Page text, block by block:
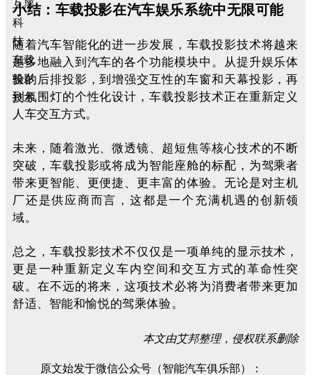
小结：车载投影在汽车娱乐系统中无限可能
随着汽车智能化的进一步发展，车载投影技术将越来
越多地融入到汽车的各个功能模块中。从提升娱乐体
验的后排投影，到增强交互性的车窗和天幕投影，再
到氛围灯的个性化设计，车载投影技术正在重新定义
人车交互方式。
未来，随着激光、微透镜、超短焦等核心技术的不断
突破，车载投影或将成为智能座舱的标配，为驾乘者
带来更智能、更便捷、更丰富的体验。无论是对主机
厂还是供应商而言，这都是一个充满机遇的创新领
域。
总之，车载投影技术不仅仅是一项单纯的显示技术，
更是一种重新定义车内空间和交互方式的革命性突
破。在不远的将来，这项技术必将为消费者带来更加
舒适、智能和愉悦的驾乘体验。
本文由艾邦整理，侵权联系删除
原文始发于微信公众号（智能汽车俱乐部）：